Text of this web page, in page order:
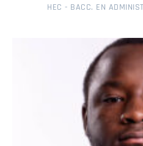
HEC - BACC. EN